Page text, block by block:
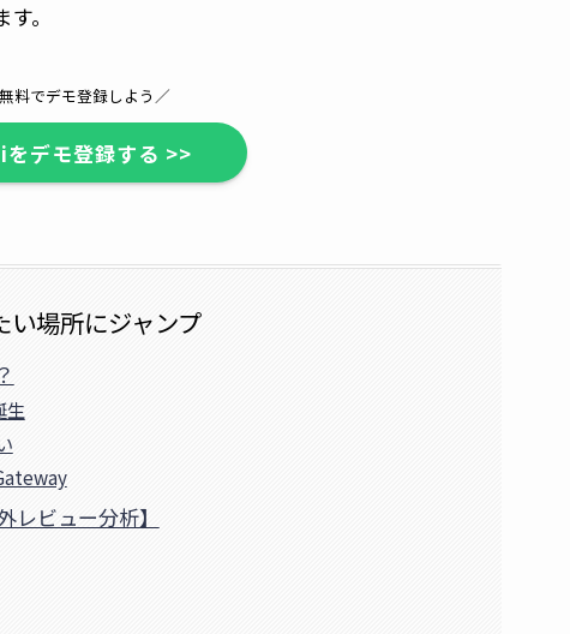
。
料でデモ登録しよう／
デモ登録する >>
い場所にジャンプ
生
ビュー分析】